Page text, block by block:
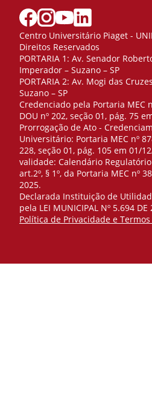
Centro Universitário Piaget -
Direitos Reservados
PORTARIA 1: Av. Senador
Imperador – Suzano – SP
PORTARIA 2: Av. Mogi das
Suzano – SP
Credenciado pela Portaria MEC
DOU nº 202, seção 01, pág. 75
Prorrogação de Ato -
Universitário: Portaria MEC nº
228, seção 01, pág. 105 em 01/
validade: Calendário
art.2º, § 1º, da Portaria MEC nº
2025.
Declarada Instituição de
pela LEI MUNICIPAL Nº 5.694
Política de Privacidade e